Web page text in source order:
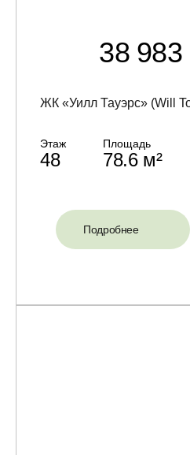
38
ЖК «Уилл Тауэрс» (Will
Этаж
48
Площадь
78.6 м²
Подробнее